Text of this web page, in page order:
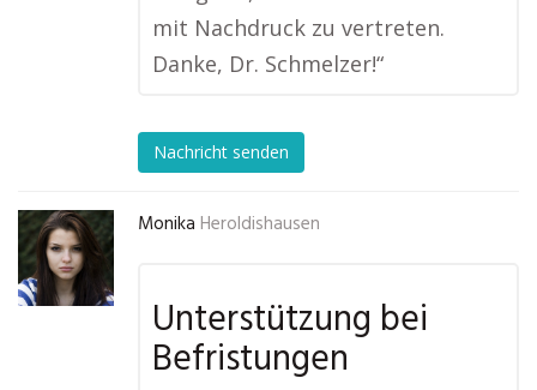
mit Nachdruck zu vertreten.
Danke, Dr. Schmelzer!“
Nachricht senden
Monika Heroldishausen
Unterstützung bei
Befristungen